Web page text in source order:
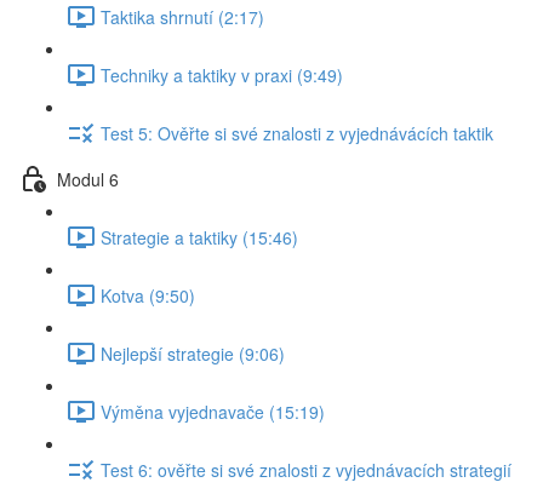
Taktika shrnutí (2:17)
Techniky a taktiky v praxi (9:49)
Test 5: Ověřte si své znalosti z vyjednávácích taktik
Modul 6
Strategie a taktiky (15:46)
Kotva (9:50)
Nejlepší strategie (9:06)
Výměna vyjednavače (15:19)
Test 6: ověřte si své znalosti z vyjednávacích strategií